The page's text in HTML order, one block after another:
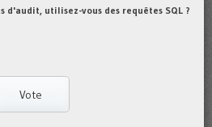
d'audit, utilisez-vous des requêtes SQL ?